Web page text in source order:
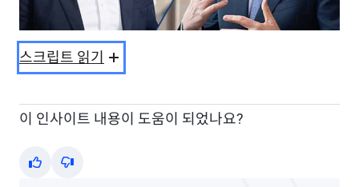
스크립트 읽기
이 인사이트 내용이 도움이 되었나요?
Yes No